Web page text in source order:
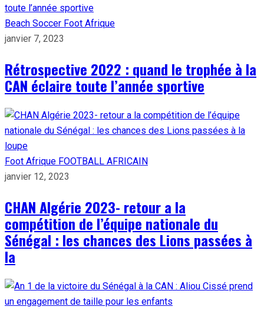
Beach Soccer Foot Afrique
janvier 7, 2023
Rétrospective 2022 : quand le trophée à la
CAN éclaire toute l’année sportive
Foot Afrique FOOTBALL AFRICAIN
janvier 12, 2023
CHAN Algérie 2023- retour a la
compétition de l’équipe nationale du
Sénégal : les chances des Lions passées à
la